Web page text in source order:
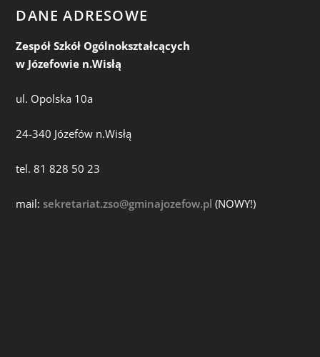
DANE ADRESOWE
Zespół Szkół Ogólnokształcących
w Józefowie n.Wisłą
ul. Opolska 10a
24-340 Józefów n.Wisłą
tel. 81 828 50 23
mail:sekretariat.zso@gminajozefow.pl (NOWY!)